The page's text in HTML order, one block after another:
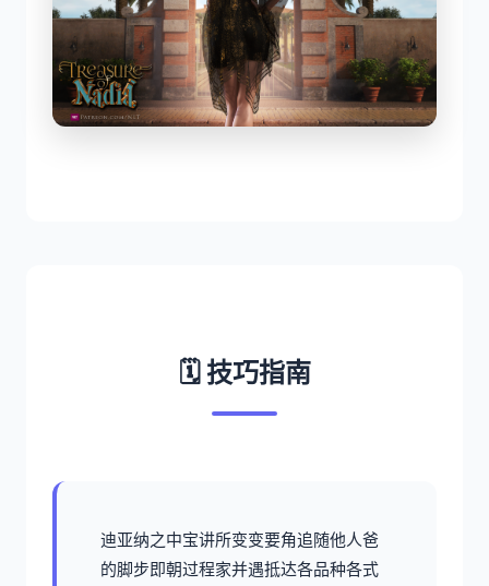
🗓️ 技巧指南
迪亚纳之中宝讲所变变要角追随他人爸
的脚步即朝过程家并遇抵达各品种各式